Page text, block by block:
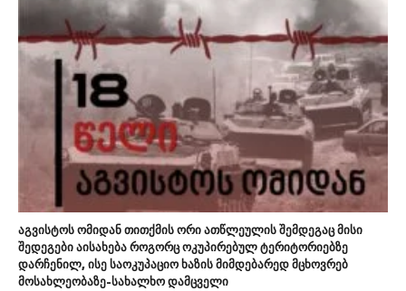
აგვისტოს ომიდან თითქმის ორი ათწლეულის შემდეგაც მისი
შედეგები აისახება როგორც ოკუპირებულ ტერიტორიებზე
დარჩენილ, ისე საოკუპაციო ხაზის მიმდებარედ მცხოვრებ
მოსახლეობაზე-სახალხო დამცველი